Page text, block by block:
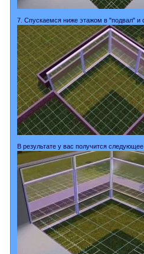
7. Спускаемся ниже этажом в "подвал" и
В результате у вас получится